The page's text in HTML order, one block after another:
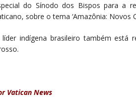
do Sínodo dos Bispos para a
sobre o tema ‘Amazônia: Novos
líder indígena brasileiro também está
Vatican News